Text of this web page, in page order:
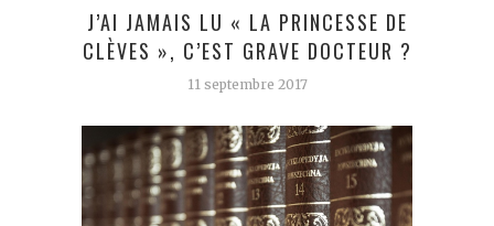
J’AI JAMAIS LU « LA PRINCESSE DE
CLÈVES », C’EST GRAVE DOCTEUR ?
11 septembre 2017